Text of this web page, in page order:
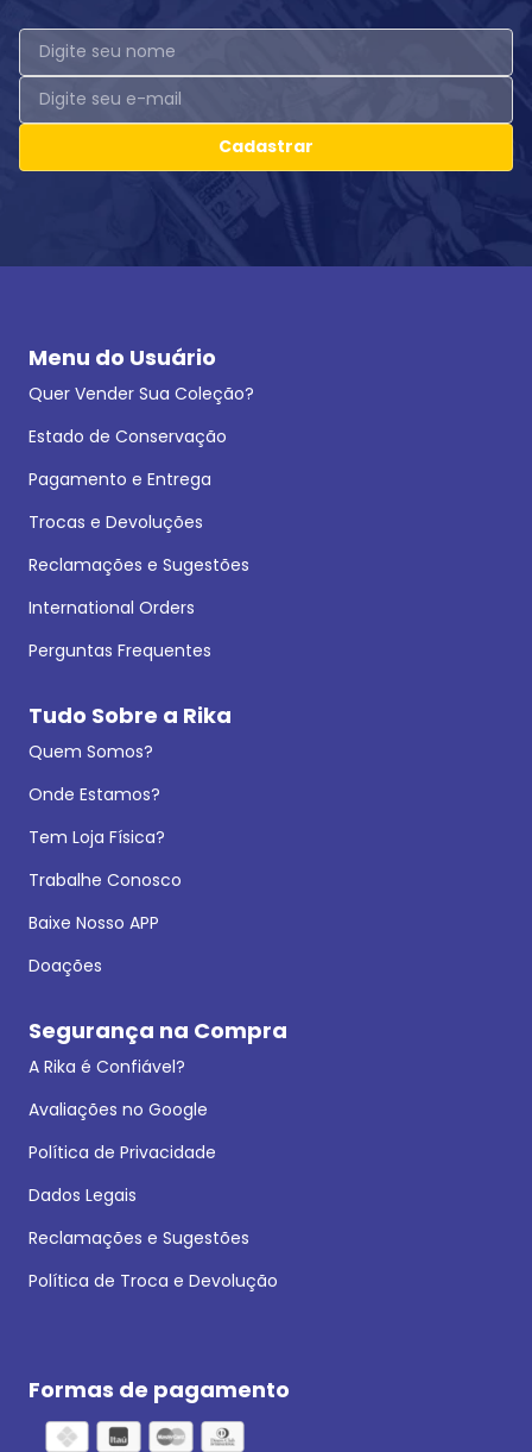
Cadastrar
Menu do Usuário
Quer Vender Sua Coleção?
Estado de Conservação
Pagamento e Entrega
Trocas e Devoluções
Reclamações e Sugestões
International Orders
Perguntas Frequentes
Tudo Sobre a Rika
Quem Somos?
Onde Estamos?
Tem Loja Física?
Trabalhe Conosco
Baixe Nosso APP
Doações
Segurança na Compra
A Rika é Confiável?
Avaliações no Google
Política de Privacidade
Dados Legais
Reclamações e Sugestões
Política de Troca e Devolução
Formas de pagamento